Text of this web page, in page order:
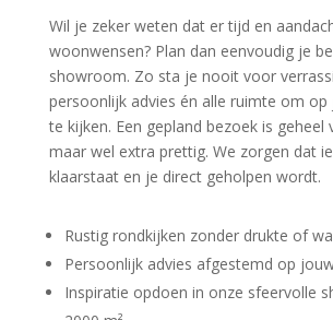
Wil je zeker weten dat er tijd en
woonwensen? Plan dan eenvoudig je
showroom. Zo sta je nooit voor
persoonlijk advies én alle ruimte om op
te kijken. Een gepland bezoek is geheel
maar wel extra prettig. We zorgen dat
klaarstaat en je direct geholpen wordt.
Rustig rondkijken zonder drukte of
Persoonlijk advies afgestemd op
Inspiratie opdoen in onze sfeervolle